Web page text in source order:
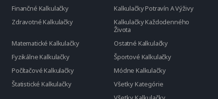
Finančné Kalkulačky
Kalkulačky Potravín A Výživy
Zdravotné Kalkulačky
Kalkulačky Každodenného
Života
Matematické Kalkulačky
Ostatné Kalkulačky
Fyzikálne Kalkulačky
Športové Kalkulačky
Počítačové Kalkulačky
Módne Kalkulačky
Štatistické Kalkulačky
Všetky Kategórie